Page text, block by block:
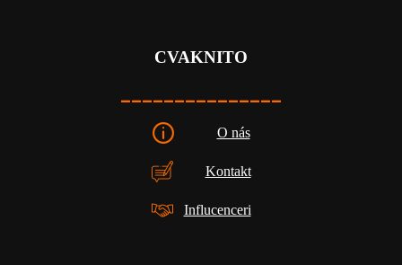
CVAKNITO
_______________
O nás
Kontakt
Influcenceri